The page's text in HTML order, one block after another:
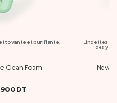
et purifiante.
Clean Foam
DT
Lingettes
des
New